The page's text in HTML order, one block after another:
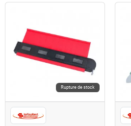
Rupture de stock